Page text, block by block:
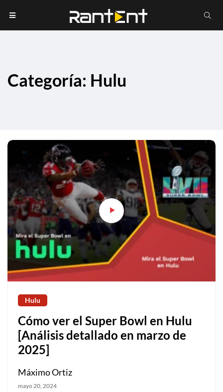
Categoría: Hulu
Hulu
Cómo ver el Super Bowl en Hulu
[Análisis detallado en marzo de
2025]
Máximo Ortiz
mayo 20, 2024